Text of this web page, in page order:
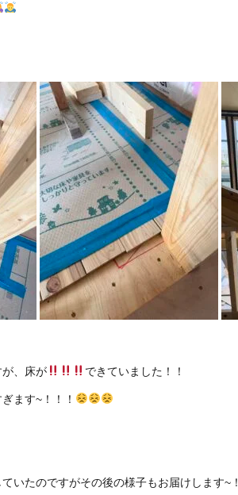
、床が できていました！！
ます~！！！
いたのですがその後の様子もお届けします~！